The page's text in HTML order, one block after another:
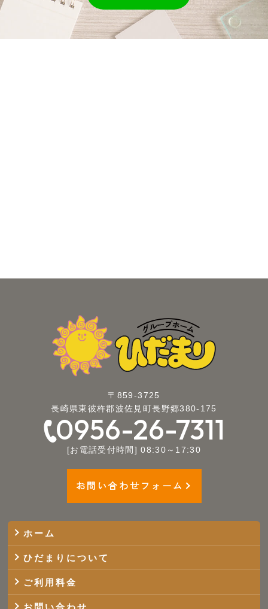
〒859-3725
長崎県東彼杵郡波佐見町長野郷380-175
0956-26-7311
[お電話受付時間] 08:30～17:30
お問い合わせフォーム
ホーム
ひだまりについて
ご利用料金
お問い合わせ